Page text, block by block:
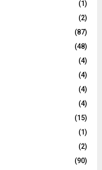
(1)
(2)
(87)
(48)
(4)
(4)
(4)
(4)
(15)
(1)
(2)
(90)